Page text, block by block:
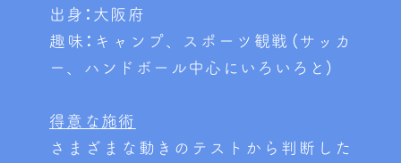
出身：大阪府
趣味：キャンプ、スポーツ観戦（サッカ
ー、ハンドボール中心にいろいろと）
得意な施術
さまざまな動きのテストから判断した